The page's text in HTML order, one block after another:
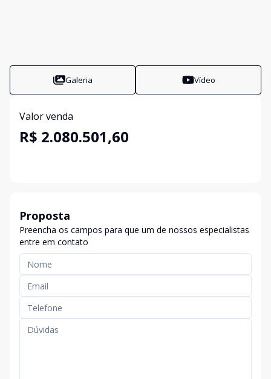
Galeria Vídeo
Valor venda
R$ 2.080.501,60
Proposta
Preencha os campos para que um de nossos especialistas
entre em contato